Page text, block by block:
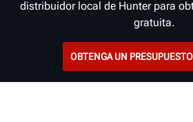
distribuidor local de Hunter para
gratuita.
OBTENGA UN